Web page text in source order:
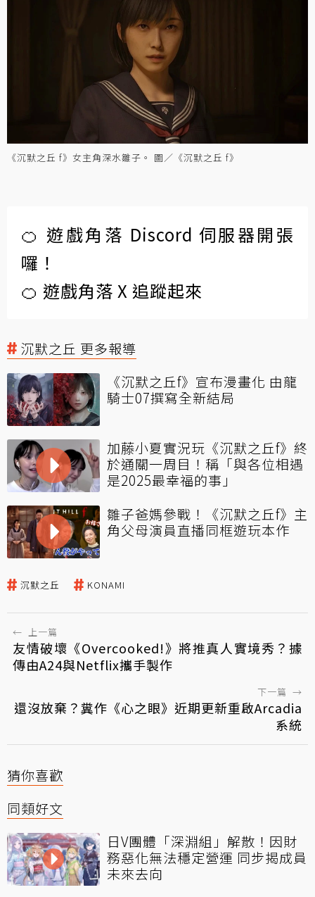
《沉默之丘 f》女主角深水雛子。 圖／《沉默之丘 f》
🍊 遊戲角落 Discord 伺服器開張
囉！
🍊 遊戲角落 X 追蹤起來
沉默之丘 更多報導
《沉默之丘f》宣布漫畫化 由龍
騎士07撰寫全新結局
加藤小夏實況玩《沉默之丘f》終
於通關一周目！稱「與各位相遇
是2025最幸福的事」
雛子爸媽參戰！《沉默之丘f》主
角父母演員直播同框遊玩本作
沉默之丘 KONAMI
← 上一篇
友情破壞《Overcooked!》將推真人實境秀？據
傳由A24與Netflix攜手製作
下一篇 →
還沒放棄？糞作《心之眼》近期更新重啟Arcadia
系統
猜你喜歡
同類好文
日V團體「深淵組」解散！因財
務惡化無法穩定營運 同步揭成員
未來去向